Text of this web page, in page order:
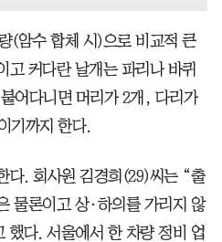
(암수 합체 시)으로 비교적 큰
고 커다란 날개는 파리나 바퀴
어다니면 머리가 2개, 다리가
기까지 한다.
다. 회사원 김경희(29)씨는 “출
물론이고 상·하의를 가리지 않
했다. 서울에서 한 차량 정비 업